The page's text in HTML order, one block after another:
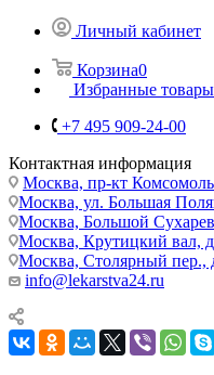
Личный кабинет
Корзина0
Избранные товары
+7 495 909-24-00
Контактная информация
Москва, пр-кт
Москва, ул. Большая
Москва, Большой
Москва, Крутицкий вал,
Москва, Столярный пер.,
info@lekarstva24.ru